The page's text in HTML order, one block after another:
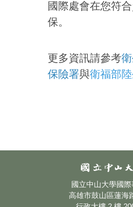
國際處會在您符
保。
更多資訊請參考
保險署與衛福部
國立中山大學國
高雄市鼓山區蓮海